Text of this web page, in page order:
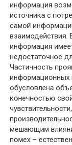
информация
источника с
самой
взаимодействия.
информация
недостаточное
Частичность
информационных
обусловлена
конечностью
мешающим
помех –